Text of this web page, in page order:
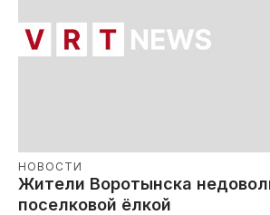
НОВОСТИ
Жители Воротынска
поселковой ёлкой